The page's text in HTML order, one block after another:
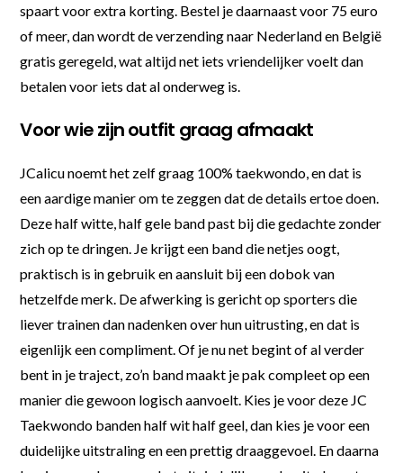
spaart voor extra korting. Bestel je daarnaast voor 75 euro
of meer, dan wordt de verzending naar Nederland en België
gratis geregeld, wat altijd net iets vriendelijker voelt dan
betalen voor iets dat al onderweg is.
Voor wie zijn outfit graag afmaakt
JCalicu noemt het zelf graag 100% taekwondo, en dat is
een aardige manier om te zeggen dat de details ertoe doen.
Deze half witte, half gele band past bij die gedachte zonder
zich op te dringen. Je krijgt een band die netjes oogt,
praktisch is in gebruik en aansluit bij een dobok van
hetzelfde merk. De afwerking is gericht op sporters die
liever trainen dan nadenken over hun uitrusting, en dat is
eigenlijk een compliment. Of je nu net begint of al verder
bent in je traject, zo’n band maakt je pak compleet op een
manier die gewoon logisch aanvoelt. Kies je voor deze JC
Taekwondo banden half wit half geel, dan kies je voor een
duidelijke uitstraling en een prettig draaggevoel. En daarna